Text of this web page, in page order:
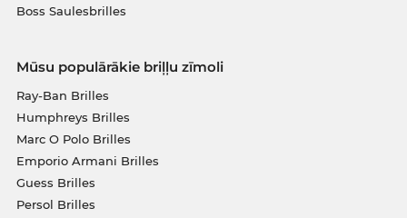
Boss Saulesbrilles
Mūsu populārākie briļļu zīmoli
Ray-Ban Brilles
Humphreys Brilles
Marc O Polo Brilles
Emporio Armani Brilles
Guess Brilles
Persol Brilles